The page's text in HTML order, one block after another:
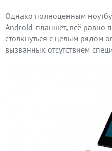
Однако полноценным
Android-планшет, всё равно
столкнуться с целым рядом
вызванных отсутствием